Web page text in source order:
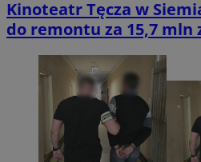
Kinoteatr Tęcza w
do remontu za 15,7 mln